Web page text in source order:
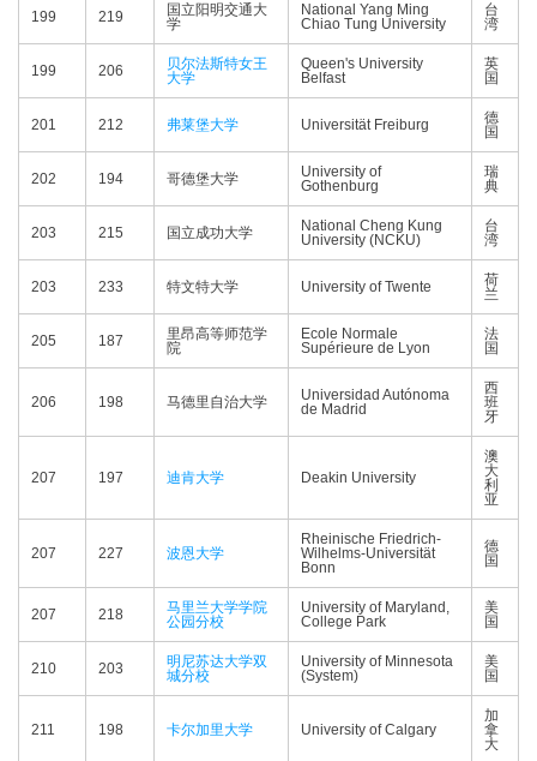
199 219
国立阳明交通大
学
National Yang Ming
Chiao Tung University
台
湾
199 206
贝尔法斯特女王
大学
Queen's University
Belfast
英
国
201 212 弗莱堡大学 Universität Freiburg
德
国
202 194 哥德堡大学
University of
Gothenburg
瑞
典
203 215 国立成功大学
National Cheng Kung
University (NCKU)
台
湾
203 233 特文特大学 University of Twente
荷
兰
205 187
里昂高等师范学
院
Ecole Normale
Supérieure de Lyon
法
国
206 198 马德里自治大学
Universidad Autónoma
de Madrid
西
班
牙
207 197 迪肯大学 Deakin University
澳
大
利
亚
207 227 波恩大学
Rheinische Friedrich-
Wilhelms-Universität
Bonn
德
国
207 218
马里兰大学学院
公园分校
University of Maryland,
College Park
美
国
210 203
明尼苏达大学双
城分校
University of Minnesota
(System)
美
国
211 198 卡尔加里大学 University of Calgary
加
拿
大